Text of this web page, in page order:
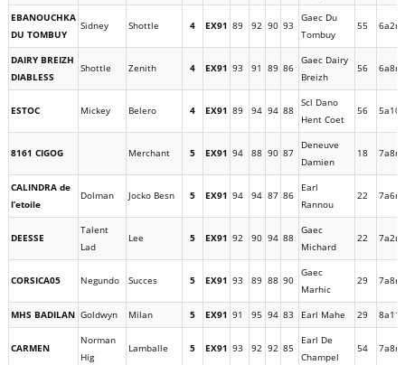
EBANOUCHKA
DU TOMBUY
Sidney Shottle 4 EX91 89 92 90 93
Gaec Du
Tombuy
55 6a2m
DAIRY BREIZH
DIABLESS
Shottle Zenith 4 EX91 93 91 89 86
Gaec Dairy
Breizh
56 6a8m
ESTOC Mickey Belero 4 EX91 89 94 94 88
Scl Dano
Hent Coet
56
8161 CIGOG Merchant 5 EX91 94 88 90 87
Deneuve
Damien
18 7a8m
CALINDRA de
l’etoile
Dolman Jocko Besn 5 EX91 94 94 87 86
Earl
Rannou
22 7a6m
DEESSE
Talent
Lad
Lee 5 EX91 92 90 94 88
Gaec
Michard
22 7a2m
CORSICA05 Negundo Succes 5 EX91 93 89 88 90
Gaec
Marhic
29 7a8m
MHS BADILAN Goldwyn Milan 5 EX91 91 95 94 83 Earl Mahe 29
CARMEN
Norman
Hig
Lamballe 5 EX91 93 92 92 85
Earl De
Champel
54 7a8m